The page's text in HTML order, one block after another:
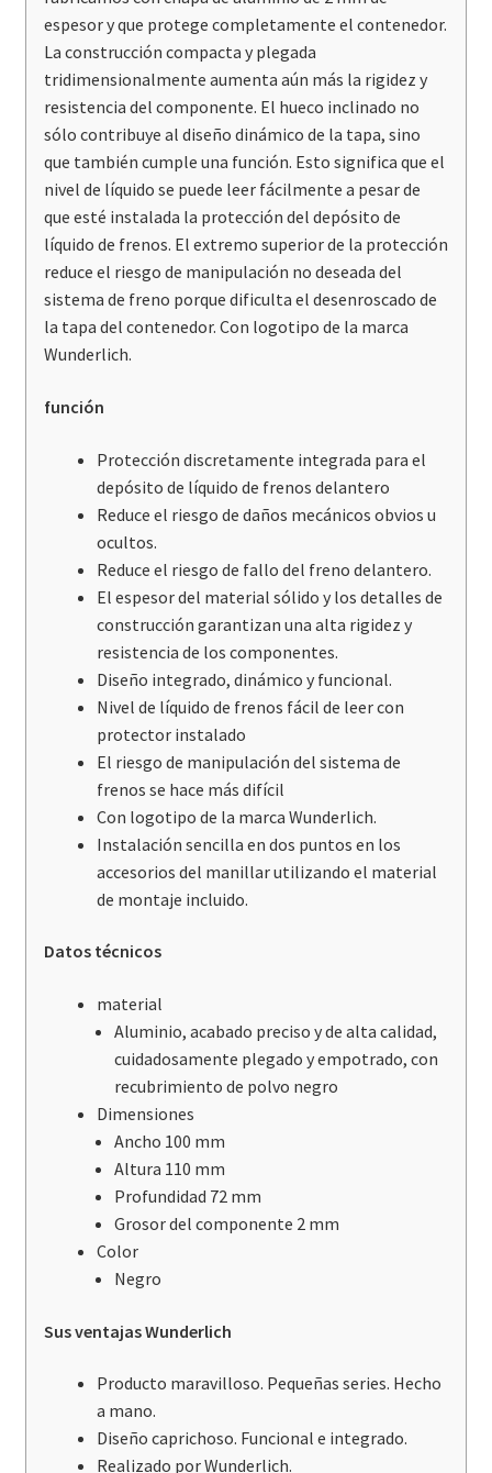
espesor y que protege completamente el contenedor.
La construcción compacta y plegada
tridimensionalmente aumenta aún más la rigidez y
resistencia del componente. El hueco inclinado no
sólo contribuye al diseño dinámico de la tapa, sino
que también cumple una función. Esto significa que el
nivel de líquido se puede leer fácilmente a pesar de
que esté instalada la protección del depósito de
líquido de frenos. El extremo superior de la protección
reduce el riesgo de manipulación no deseada del
sistema de freno porque dificulta el desenroscado de
la tapa del contenedor. Con logotipo de la marca
Wunderlich.
función
Protección discretamente integrada para el
depósito de líquido de frenos delantero
Reduce el riesgo de daños mecánicos obvios u
ocultos.
Reduce el riesgo de fallo del freno delantero.
El espesor del material sólido y los detalles de
construcción garantizan una alta rigidez y
resistencia de los componentes.
Diseño integrado, dinámico y funcional.
Nivel de líquido de frenos fácil de leer con
protector instalado
El riesgo de manipulación del sistema de
frenos se hace más difícil
Con logotipo de la marca Wunderlich.
Instalación sencilla en dos puntos en los
accesorios del manillar utilizando el material
de montaje incluido.
Datos técnicos
material
Aluminio, acabado preciso y de alta calidad,
cuidadosamente plegado y empotrado, con
recubrimiento de polvo negro
Dimensiones
Ancho 100 mm
Altura 110 mm
Profundidad 72 mm
Grosor del componente 2 mm
Color
Negro
Sus ventajas Wunderlich
Producto maravilloso. Pequeñas series. Hecho
a mano.
Diseño caprichoso. Funcional e integrado.
Realizado por Wunderlich.